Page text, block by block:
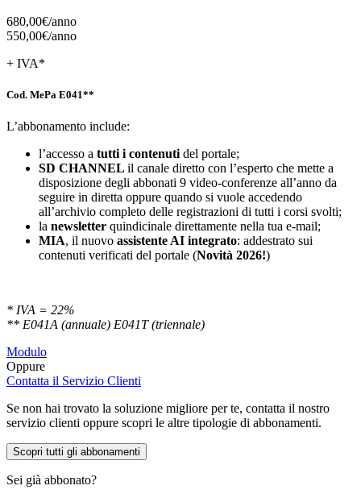
680,00€/anno
550,00€/anno
+ IVA*
Cod. MePa E041**
L’abbonamento include:
l’accesso a tutti i contenutidel portale;
SD CHANNEL il canale diretto con l’esperto che mette a
disposizione degli abbonati 9 video-conferenze all’anno da
seguire in diretta oppure quando si vuole accedendo
all’archivio completo delle registrazioni di tutti i corsi svolti;
la newsletter quindicinale direttamente nella tua e-mail;
MIA, il nuovo assistente AI integrato: addestrato sui
contenuti verificati del portale (Novità 2026!)
* IVA = 22%
** E041A (annuale) E041T (triennale)
Modulo
Oppure
Contatta il Servizio Clienti
Se non hai trovato la soluzione migliore per te, contatta il nostro
servizio clienti oppure scopri le altre tipologie di abbonamenti.
Scopri tutti gli abbonamenti
Sei già abbonato?